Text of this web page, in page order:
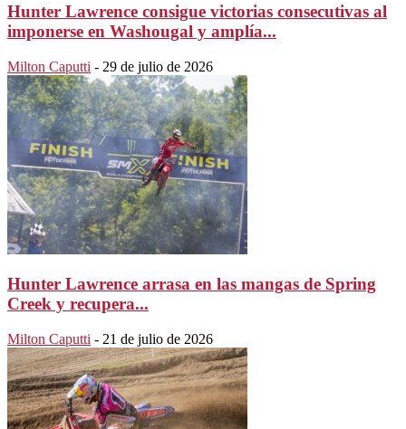
Hunter Lawrence consigue victorias consecutivas al
imponerse en Washougal y amplía...
Milton Caputti - 29 de julio de 2026
Hunter Lawrence arrasa en las mangas de Spring
Creek y recupera...
Milton Caputti - 21 de julio de 2026